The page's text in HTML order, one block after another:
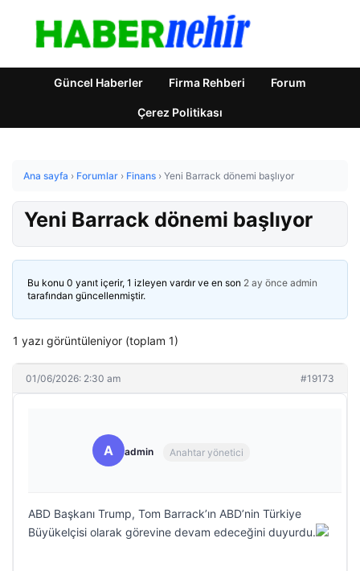
Güncel Haberler Firma Rehberi Forum
Çerez Politikası
Ana sayfa › Forumlar › Finans › Yeni Barrack dönemi başlıyor
Yeni Barrack dönemi başlıyor
Bu konu 0 yanıt içerir, 1 izleyen vardır ve en son 2 ay önce admin
tarafından güncellenmiştir.
1 yazı görüntüleniyor (toplam 1)
01/06/2026: 2:30 am #19173
A admin Anahtar yönetici
ABD Başkanı Trump, Tom Barrack’ın ABD’nin Türkiye
Büyükelçisi olarak görevine devam edeceğini duyurdu.